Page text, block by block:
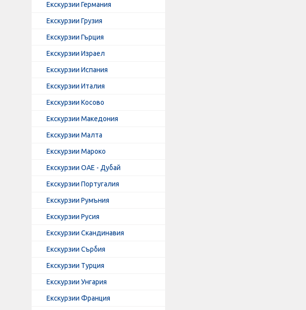
Екскурзии Германия
Екскурзии Грузия
Екскурзии Гърция
Екскурзии Израел
Екскурзии Испания
Екскурзии Италия
Екскурзии Косово
Екскурзии Македония
Екскурзии Малта
Екскурзии Мароко
Екскурзии ОАЕ - Дубай
Екскурзии Португалия
Екскурзии Румъния
Екскурзии Русия
Екскурзии Скандинавия
Екскурзии Сърбия
Екскурзии Турция
Екскурзии Унгария
Екскурзии Франция